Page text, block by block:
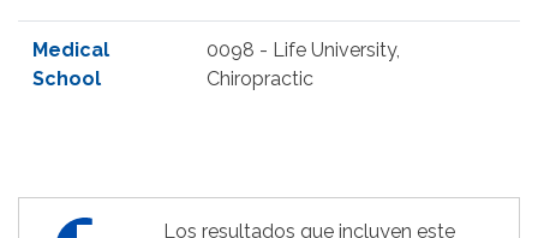
Medical
School
0098 - Life University,
Chiropractic
Los resultados que incluyen este